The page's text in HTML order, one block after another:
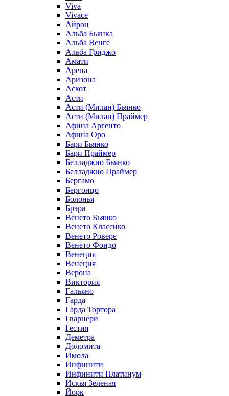
Viva
Vivace
Айрон
Альба Бьянка
Альба Венге
Альба Гриджо
Амати
Арена
Аризона
Аскот
Асти
Асти (Милан) Бьянко
Асти (Милан) Праймер
Афина Аргенто
Афина Оро
Бари Бьянко
Бари Праймер
Белладжио Бьянко
Белладжио Праймер
Бергамо
Бергонцо
Болонья
Брэра
Венето Бьянко
Венето Классико
Венето Ровере
Венето Фондо
Венеция
Венеция
Верона
Виктория
Гальяно
Гарда
Гарда Тортора
Гварнери
Гестия
Деметра
Доломита
Имола
Инфинити
Инфинити Платинум
Искья Зеленая
Йорк